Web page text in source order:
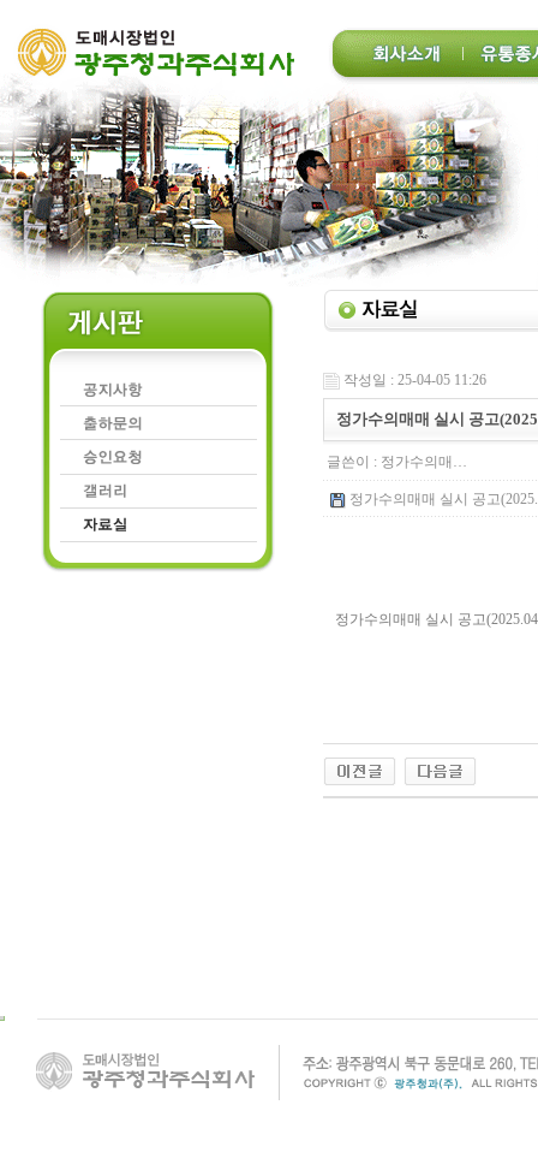
작성일 : 25-04-05 11:26
정가수의매매 실시 공고
글쓴이 : 정가수의매…
정가수의매매 실시 공고
정가수의매매 실시 공고